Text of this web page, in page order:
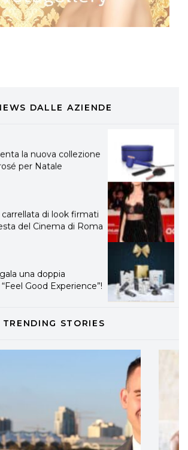
DALLE AZIENDE
cofanetti beauty
CONGRESS 2022: I
la nuova collezione
per Natale
carrellata di look firmati
del Cinema di Roma
una doppia
Good Experience”!
la sua innovativa ed
TRENDING STORIES